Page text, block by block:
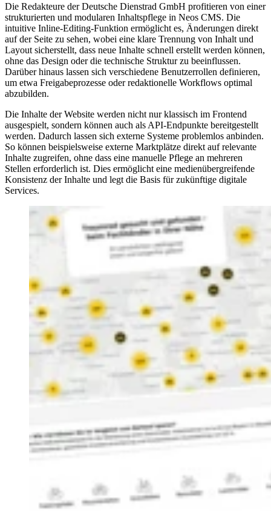
Die Redakteure der Deutsche Dienstrad GmbH profitieren von einer
strukturierten und modularen Inhaltspflege in Neos CMS. Die
intuitive Inline-Editing-Funktion ermöglicht es, Änderungen direkt
auf der Seite zu sehen, wobei eine klare Trennung von Inhalt und
Layout sicherstellt, dass neue Inhalte schnell erstellt werden können,
ohne das Design oder die technische Struktur zu beeinflussen.
Darüber hinaus lassen sich verschiedene Benutzerrollen definieren,
um etwa Freigabeprozesse oder redaktionelle Workflows optimal
abzubilden.
Die Inhalte der Website werden nicht nur klassisch im Frontend
ausgespielt, sondern können auch als API-Endpunkte bereitgestellt
werden. Dadurch lassen sich externe Systeme problemlos anbinden.
So können beispielsweise externe Marktplätze direkt auf relevante
Inhalte zugreifen, ohne dass eine manuelle Pflege an mehreren
Stellen erforderlich ist. Dies ermöglicht eine medienübergreifende
Konsistenz der Inhalte und legt die Basis für zukünftige digitale
Services.